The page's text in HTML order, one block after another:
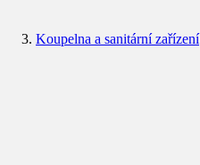
Koupelna a sanitární zařízení